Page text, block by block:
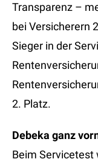
Transparenz –
bei Versicherern
Sieger in der
2. Platz.
Debeka ganz
Beim